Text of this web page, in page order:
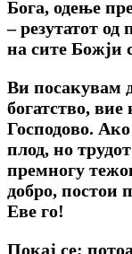
Бога, одење
– резутатот
на сите Божји
Ви посакувам
богатство,
Господово.
плод, но трудот
премногу
добро, постои
Еве го!
Покај се;